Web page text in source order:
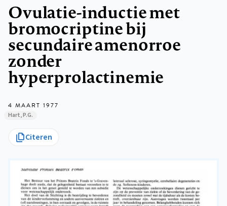
Ovulatie-inductie met
bromocriptine bij
secundaire amenorroe
zonder
hyperprolactinemie
4 MAART 1977
Hart, P.G.
Citeren